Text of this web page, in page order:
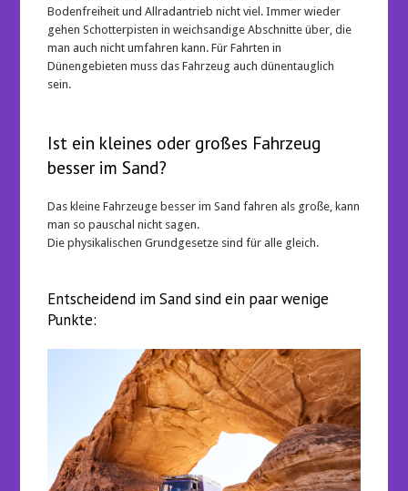
Bodenfreiheit und Allradantrieb nicht viel. Immer wieder
gehen Schotterpisten in weichsandige Abschnitte über, die
man auch nicht umfahren kann. Für Fahrten in
Dünengebieten muss das Fahrzeug auch dünentauglich
sein.
Ist ein kleines oder großes Fahrzeug
besser im Sand?
Das kleine Fahrzeuge besser im Sand fahren als große, kann
man so pauschal nicht sagen.
Die physikalischen Grundgesetze sind für alle gleich.
Entscheidend im Sand sind ein paar wenige
Punkte: